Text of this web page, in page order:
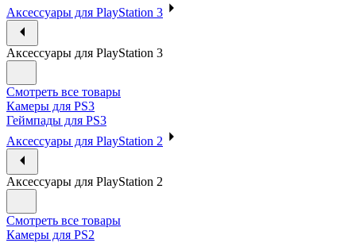
Аксессуары для PlayStation 3
Аксессуары для PlayStation 3
Смотреть все товары
Камеры для PS3
Геймпады для PS3
Аксессуары для PlayStation 2
Аксессуары для PlayStation 2
Смотреть все товары
Камеры для PS2